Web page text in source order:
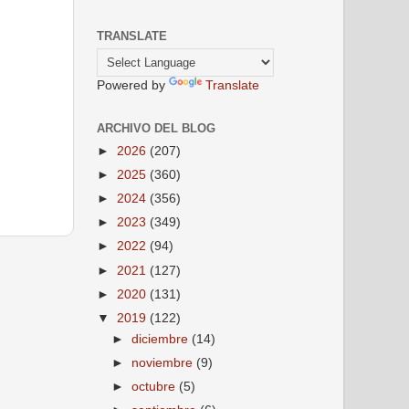
TRANSLATE
Powered by Translate
ARCHIVO DEL BLOG
► 2026 (207)
► 2025 (360)
► 2024 (356)
► 2023 (349)
► 2022 (94)
► 2021 (127)
► 2020 (131)
▼ 2019 (122)
►diciembre (14)
► noviembre (9)
►octubre (5)